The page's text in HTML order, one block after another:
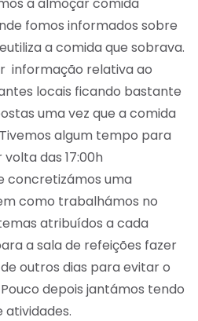
fomos informados sobre
a comida que sobrava.
informação relativa ao
locais ficando bastante
uma vez que a comida
algum tempo para
das 17:00h
concretizámos uma
como trabalhámos no
atribuídos a cada
a sala de refeições fazer
outros dias para evitar o
depois jantámos tendo
atividades.